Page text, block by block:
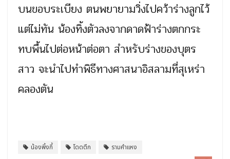
บนขอบระเบียง ตนพยายามวิ่งไปคว้าร่างลูกไว้
แต่ไม่ทัน น้องทิ้งตัวลงจากดาดฟ้าร่างตกกระ
ทบพื้นไปต่อหน้าต่อตา สำหรับร่างของบุตร
สาว จะนำไปทำพิธีทางศาสนาอิสลามที่สุเหร่า
คลองตัน
น้องพิ้งกี้ โดดตึก รามคำแหง